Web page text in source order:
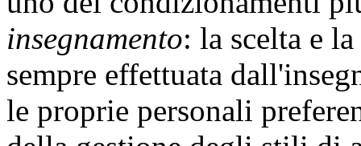
insegnamento: la scelta e
sempre effettuata
le proprie personali